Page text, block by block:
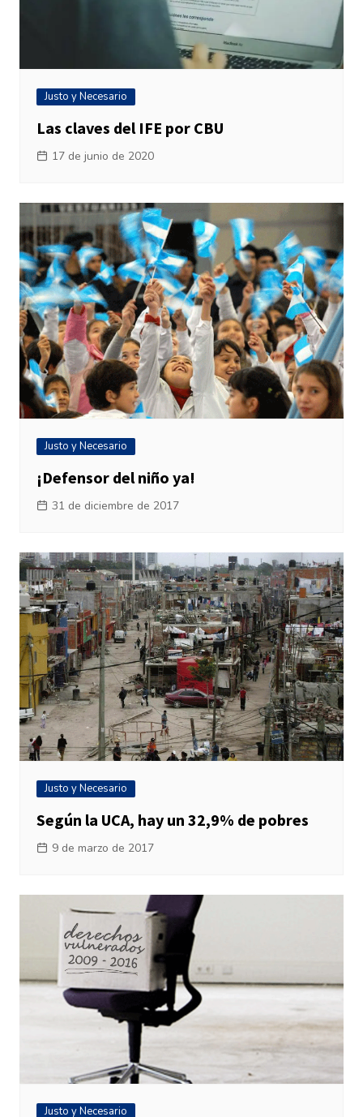
Justo y Necesario
Las claves del IFE por CBU
17 de junio de 2020
Justo y Necesario
¡Defensor del niño ya!
31 de diciembre de 2017
Justo y Necesario
Según la UCA, hay un 32,9% de pobres
9 de marzo de 2017
Justo y Necesario